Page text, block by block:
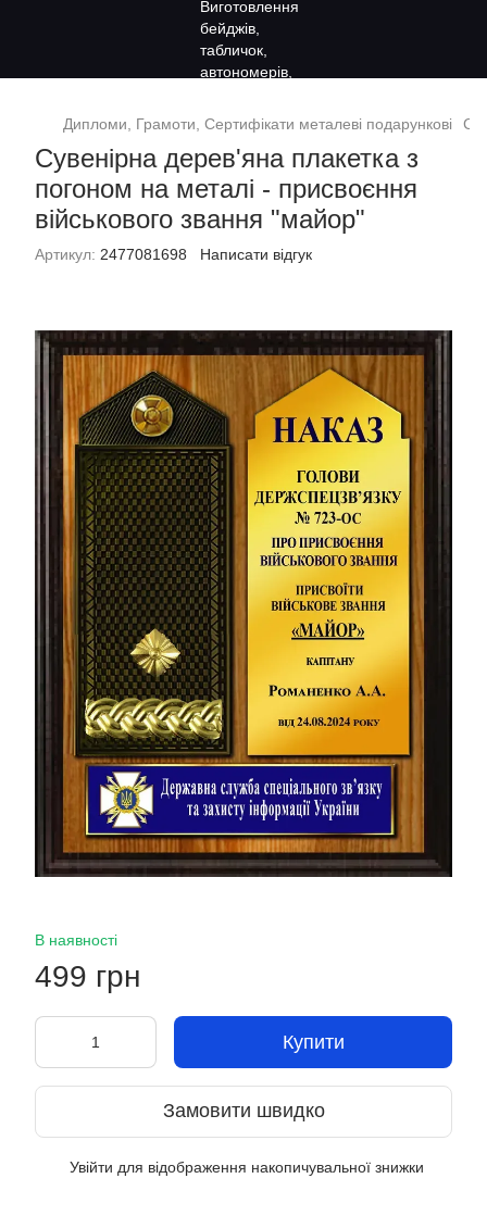
Дипломи, Грамоти, Сертифікати металеві подарункові
Сувенірна дерев'яна плакетка з
погоном на металі - присвоєння
військового звання "майор"
Артикул: 2477081698 Написати відгук
В наявності
499 грн
Купити
Замовити швидко
Увійти для відображення накопичувальної знижки